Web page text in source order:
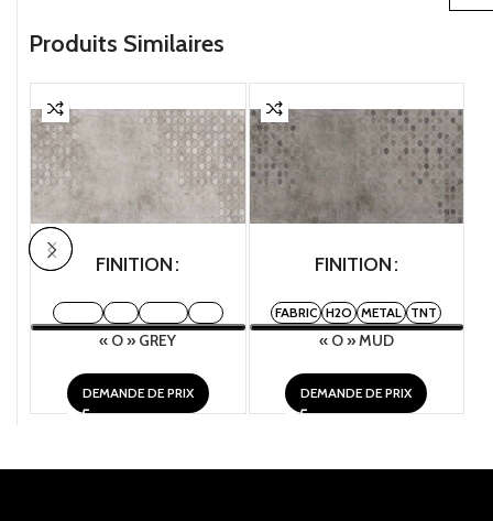
Produits Similaires
FINITION
« O » GREY
DEMANDE DE PRIX
FINITION
FABRIC H2O METAL TNT
« O » MUD
DEMANDE DE PRIX